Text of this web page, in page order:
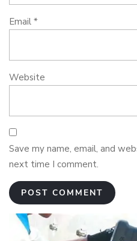
Email *
Website
Save my name, email, and
next time I comment.